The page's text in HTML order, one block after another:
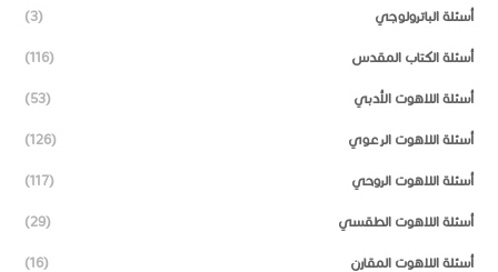
أسئلة الباترولوجي (3)
أسئلة الكتاب المقدس (116)
أسئلة اللاهوت الأدبي (53)
أسئلة اللاهوت الرعوي (126)
أسئلة اللاهوت الروحي (117)
أسئلة اللاهوت الطقسي (29)
أسئلة اللاهوت المقارن (16)